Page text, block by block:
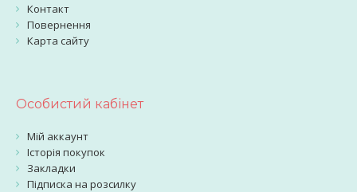
Контакт
Повернення
Карта сайту
Особистий кабінет
Мій аккаунт
Історія покупок
Закладки
Підписка на розсилку